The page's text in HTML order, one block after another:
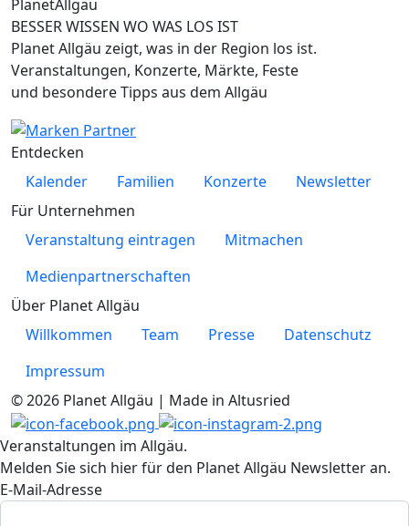
PlanetAllgäu
BESSER WISSEN WO WAS LOS IST
Planet Allgäu zeigt, was in der Region los ist.
Veranstaltungen, Konzerte, Märkte, Feste
und besondere Tipps aus dem Allgäu
Entdecken
Kalender
Familien Konzerte
Newsletter
Für Unternehmen
Veranstaltung eintragen
Mitmachen
Medienpartnerschaften
Über Planet Allgäu
Willkommen
Team Presse
Datenschutz
Impressum
© 2026 Planet Allgäu | Made in Altusried
Veranstaltungen im Allgäu.
Melden Sie sich hier für den Planet Allgäu Newsletter an.
E-Mail-Adresse